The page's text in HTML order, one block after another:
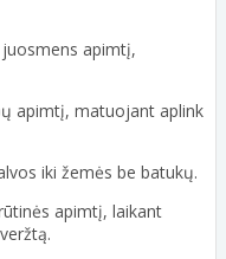
apimtį,
apimtį, matuojant aplink
iki žemės be batukų.
apimtį, laikant